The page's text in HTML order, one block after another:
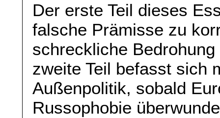
Der erste Teil dieses
falsche Prämisse zu
schreckliche
zweite Teil befasst sich
Außenpolitik, sobald
Russophobie